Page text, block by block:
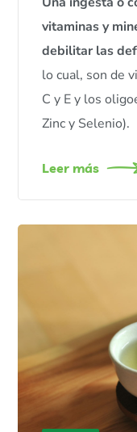
vitaminas y
debilitar las
lo cual, son de
C y E y los
Zinc y Selenio).
Leer más